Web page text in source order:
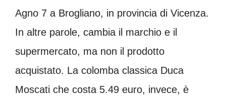
Agno 7 a Brogliano, in provincia di Vicenza.
In altre parole, cambia il marchio e il
supermercato, ma non il prodotto
acquistato. La colomba classica Duca
Moscati che costa 5.49 euro, invece, è